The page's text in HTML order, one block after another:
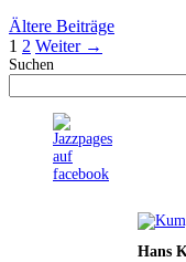
Ältere Beiträge
Seite
1 Seite
2 Weiter →
Suchen
Hans